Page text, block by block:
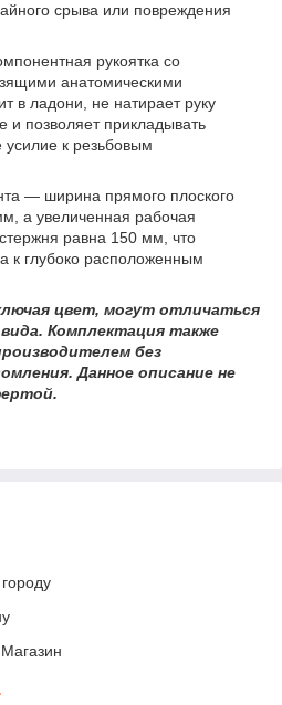
срыва или повреждения
рукоятка со
анатомическими
в ладони, не натирает руку
и позволяет прикладывать
усилие к резьбовым
— ширина прямого плоского
а увеличенная рабочая
равна 150 мм, что
к глубоко расположенным
цвет, могут отличаться
Комплектация также
без
Данное описание не